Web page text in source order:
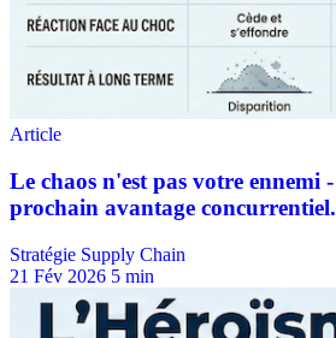
Stratégie Supply Chain
21 Fév 2026 5 min